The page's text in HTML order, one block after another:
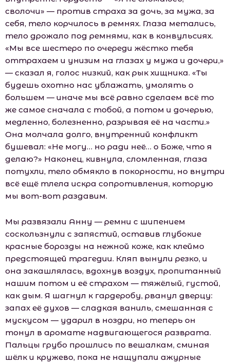
сволочи» — против страха за дочь, за мужа, за
себя, тело корчилось в ремнях. Глаза метались,
тело дрожало под ремнями, как в конвульсиях.
«Мы все шестеро по очереди жёстко тебя
оттрахаем и унизим на глазах у мужа и дочери,»
— сказал я, голос низкий, как рык хищника. «Ты
будешь охотно нас ублажать, умолять о
большем — иначе мы всё равно сделаем всё то
же самое сначала с тобой, а потом и дочерью,
медленно, болезненно, разрывая её на части.»
Она молчала долго, внутренний конфликт
бушевал: «Не могу… но ради неё… о Боже, что я
делаю?» Наконец, кивнула, сломленная, глаза
потухли, тело обмякло в покорности, но внутри
всё ещё тлела искра сопротивления, которую
мы вот-вот раздавим.
Мы развязали Анну — ремни с шипением
соскользнули с запястий, оставив глубокие
красные борозды на нежной коже, как клеймо
предстоящей трагедии. Кляп вынули резко, и
она закашлялась, вдохнув воздух, пропитанный
нашим потом и её страхом — тяжёлый, густой,
как дым. Я шагнул к гардеробу, рванул дверцу:
запах её духов — сладкая ваниль, смешанная с
мускусом — ударил в ноздри, но теперь он
тонул в аромате надвигающегося разврата.
Пальцы грубо прошлись по вешалкам, сминая
шёлк и кружево, пока не нащупали ажурные